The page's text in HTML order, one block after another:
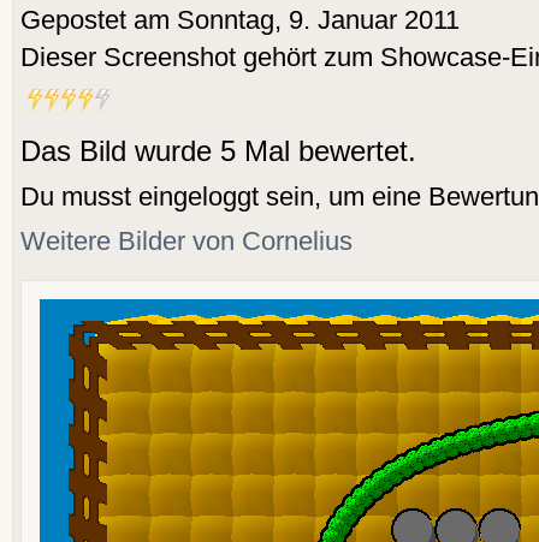
Gepostet am Sonntag, 9. Januar 2011
Dieser Screenshot gehört zum Showcase-
Das Bild wurde 5 Mal bewertet.
Du musst eingeloggt sein, um eine
Weitere Bilder von Cornelius